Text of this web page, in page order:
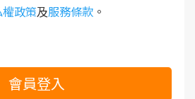
權政策及服務條款 。
會員登入